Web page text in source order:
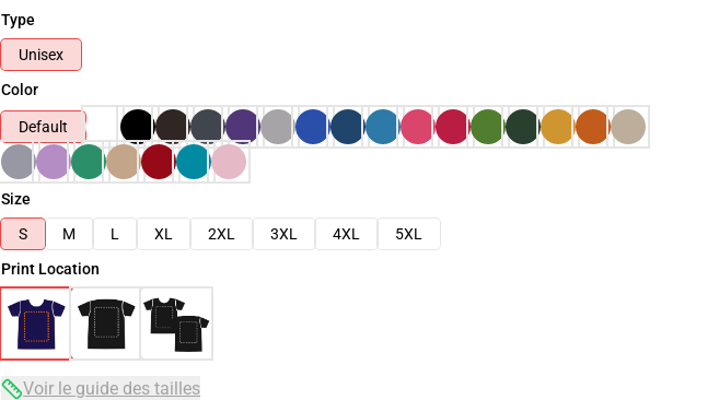
Type
Unisex
Color
Default
Size
S
M L XL 2XL 3XL 4XL
5XL
Print Location
Voir le guide des tailles